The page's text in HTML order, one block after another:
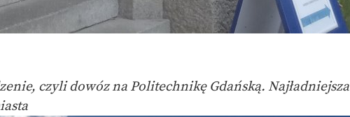
czyli dowóz na Politechnikę Gdańską. Najładniejsza